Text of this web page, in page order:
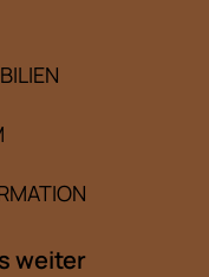
weiter